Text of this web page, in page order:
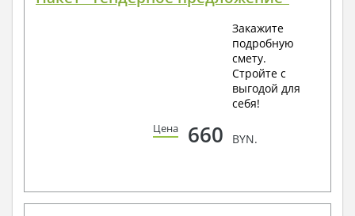
Закажите
подробную
смету.
Стройте с
выгодой для
себя!
Цена 660 BYN.